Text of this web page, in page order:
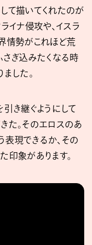
て描いてくれたのが
イナ侵攻や、イスラ
情勢がこれほど荒
さぎ込みたくなる時
した。
引き継ぐようにして
た。そのエロスのあ
現できるか、その
印象があります。